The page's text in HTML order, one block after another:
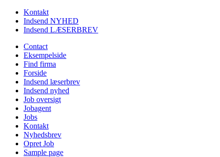
Kontakt
Indsend NYHED
Indsend LÆSERBREV
Contact
Eksempelside
Find firma
Forside
Indsend læserbrev
Indsend nyhed
Job oversigt
Jobagent
Jobs
Kontakt
Nyhedsbrev
Opret Job
Sample page